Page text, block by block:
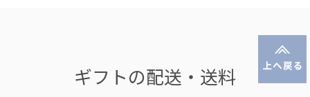
ギフトの配送・送料